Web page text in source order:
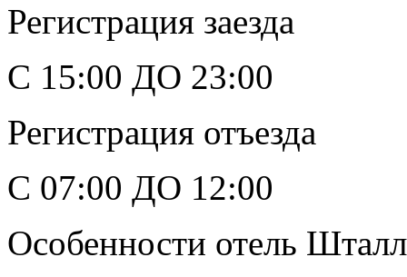
Регистрация заезда
С 15:00 ДО 23:00
Регистрация отъезда
С 07:00 ДО 12:00
Особенности отель